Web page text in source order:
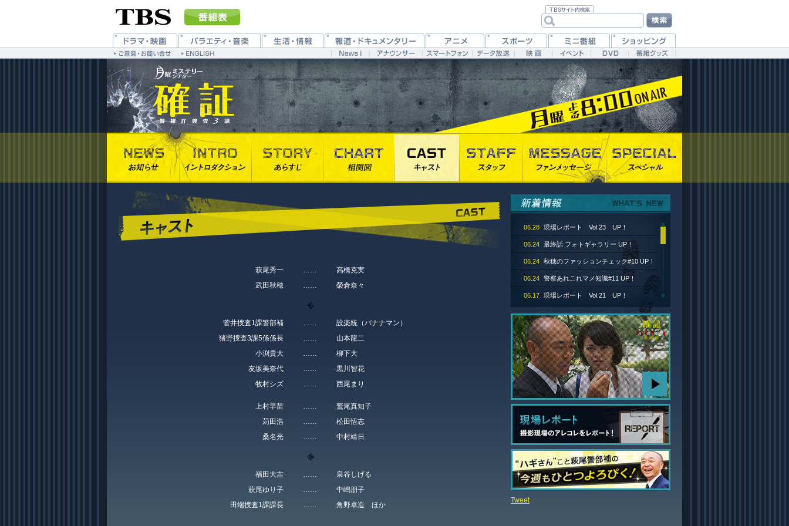
萩尾秀一 ……
高橋克実
武田秋穂
…… 榮倉奈々
菅井捜査1課警部補 ……
設楽統（バナナマン）
猪野捜査3課5係係長
……
山本龍二
小渕貴大
……
柳下大
友坂美奈代
……
黒川智花
牧村シズ
…… 西尾まり
上村早苗 ……
鷲尾真知子
苅田浩
……
松田悟志
桑名光
…… 中村靖日
福田大吉 ……
泉谷しげる
萩尾ゆり子
……
中嶋朋子
田端捜査1課課長
…… 角野卓造 ほか
06.28 現場レポート Vol.23 UP！
06.24 最終話 フォトギャラリー UP！
06.24 秋穂のファッションチェック#10 UP！
06.24 警察あれこれマメ知識#11 UP！
06.17 現場レポート Vol.21 UP！
06.17 DVD-BOX発売決定！
06.17 最終話 あらすじ UP！
06.17 最終話 みどころ動画 UP！
06.05 オリジナル・サウンドトラックが発売！
05.06 サイトーP日記 UP！
04.25 角野卓造さんインタビュー UP！
04.22 設楽 統さんインタビュー UP！
04.17 榮倉奈々さんインタビュー UP！
04.17 公式モバイルサイト情報！
04.17 主題歌「Message」配信開始！
04.15 高橋克実さんインタビュー UP！
04.15
Tweet